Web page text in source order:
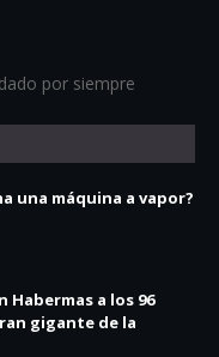
por siempre
una máquina a vapor?
a los 96
gigante de la